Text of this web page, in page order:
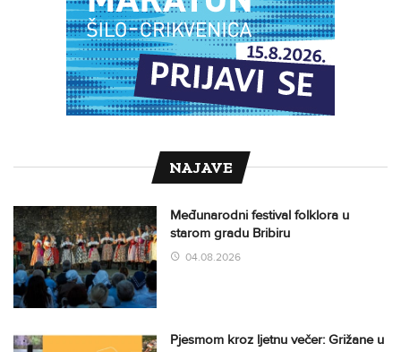
NAJAVE
Međunarodni festival folklora u
starom gradu Bribiru
04.08.2026
Pjesmom kroz ljetnu večer: Grižane u